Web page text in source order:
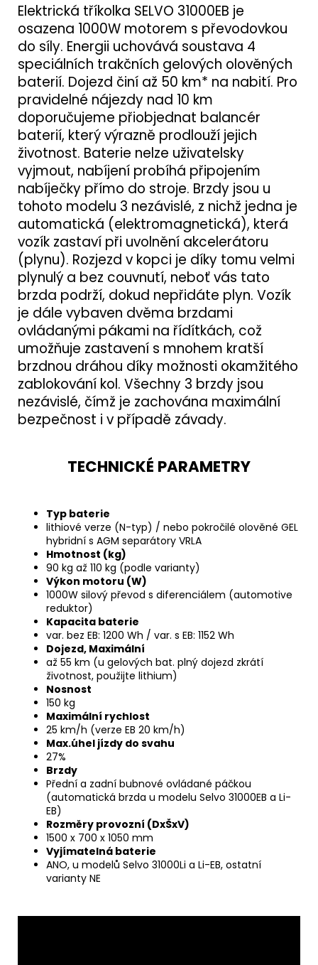
Elektrická tříkolka SELVO 31000EB je
osazena 1000W motorem s převodovkou
do síly. Energii uchovává soustava 4
speciálních trakčních gelových olověných
baterií. Dojezd činí až 50 km* na nabití. Pro
pravidelné nájezdy nad 10 km
doporučujeme přiobjednat balancér
baterií, který výrazně prodlouží jejich
životnost. Baterie nelze uživatelsky
vyjmout, nabíjení probíhá připojením
nabíječky přímo do stroje. Brzdy jsou u
tohoto modelu 3 nezávislé, z nichž jedna je
automatická (elektromagnetická), která
vozík zastaví při uvolnění akcelerátoru
(plynu). Rozjezd v kopci je díky tomu velmi
plynulý a bez couvnutí, neboť vás tato
brzda podrží, dokud nepřidáte plyn. Vozík
je dále vybaven dvěma brzdami
ovládanými pákami na řídítkách, což
umožňuje zastavení s mnohem kratší
brzdnou dráhou díky možnosti okamžitého
zablokování kol. Všechny 3 brzdy jsou
nezávislé, čímž je zachována maximální
bezpečnost i v případě závady.
TECHNICKÉ PARAMETRY
Typ baterie
lithiové verze (N-typ) / nebo pokročilé olověné GEL
hybridní s AGM separátory VRLA
Hmotnost (kg)
90 kg až 110 kg (podle varianty)
Výkon motoru (W)
1000W silový převod s diferenciálem (automotive
reduktor)
Kapacita baterie
var. bez EB: 1200 Wh / var. s EB: 1152 Wh
Dojezd, Maximální
až 55 km (u gelových bat. plný dojezd zkrátí
životnost, použijte lithium)
Nosnost
150 kg
Maximální rychlost
25 km/h (verze EB 20 km/h)
Max.úhel jízdy do svahu
27%
Brzdy
Přední a zadní bubnové ovládané páčkou
(automatická brzda u modelu Selvo 31000EB a Li-
EB)
Rozměry provozní (DxŠxV)
1500 x 700 x 1050 mm
Vyjímatelná baterie
ANO, u modelů Selvo 31000Li a Li-EB, ostatní
varianty NE